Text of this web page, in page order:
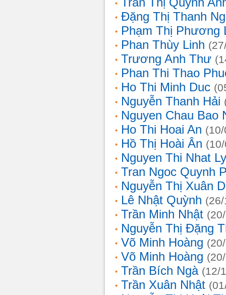
Đặng Thị Thanh
Phạm Thị Phương
Phan Thùy Linh
Trương Anh Thư
Phan Thi Thao
Ho Thi Minh Duc
Nguyễn Thanh Hải
Nguyen Chau Bao
Ho Thi Hoai An
Hồ Thị Hoài Ân
Nguyen Thi Nhat Ly
Tran Ngoc Quynh
Nguyễn Thị Xuân
Lê Nhật Quỳnh
Trần Minh Nhật
Nguyễn Thị Đặng
Võ Minh Hoàng
Võ Minh Hoàng
Trần Bích Ngà (12/
Trần Xuân Nhật